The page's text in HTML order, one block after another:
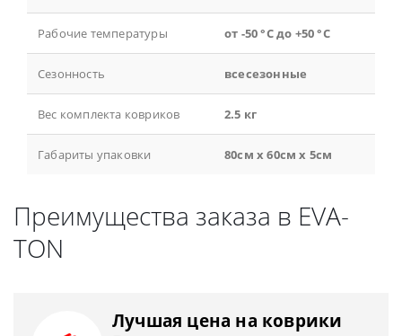
Рабочие температуры от -50 °С до +50 °С
Сезонность всесезонные
Вес комплекта ковриков 2.5 кг
Габариты упаковки 80см x 60см x 5см
Преимущества заказа в EVA-
TON
Лучшая цена на коврики